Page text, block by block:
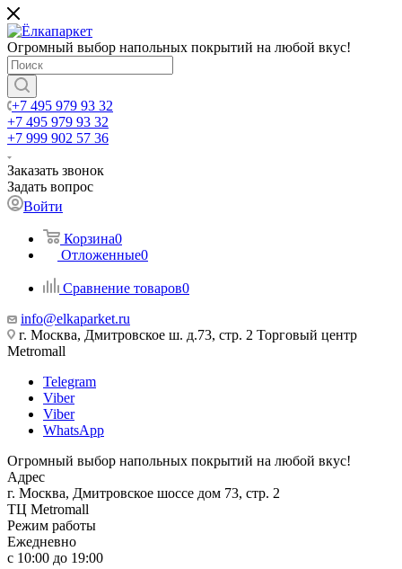
Огромный выбор напольных покрытий на любой вкус!
+7 495 979 93 32
+7 495 979 93 32
+7 999 902 57 36
Заказать звонок
Задать вопрос
Войти
Корзина0
Отложенные0
Сравнение товаров0
info@elkaparket.ru
г. Москва, Дмитровское ш. д.73, стр. 2 Торговый центр
Metromall
Telegram
Viber
Viber
WhatsApp
Огромный выбор напольных покрытий на любой вкус!
Адрес
г. Москва, Дмитровское шоссе дом 73, стр. 2
ТЦ Metromall
Режим работы
Ежедневно
с 10:00 до 19:00